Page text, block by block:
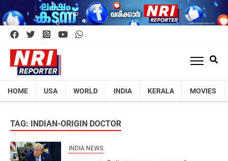
HOME USA WORLD INDIA KERALA MOVIES
TAG: INDIAN-ORIGIN DOCTOR
INDIA NEWS